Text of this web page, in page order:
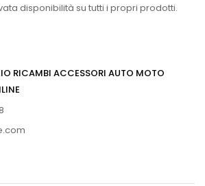
disponibilità su tutti i propri prodotti.
RICAMBI ACCESSORI AUTO MOTO